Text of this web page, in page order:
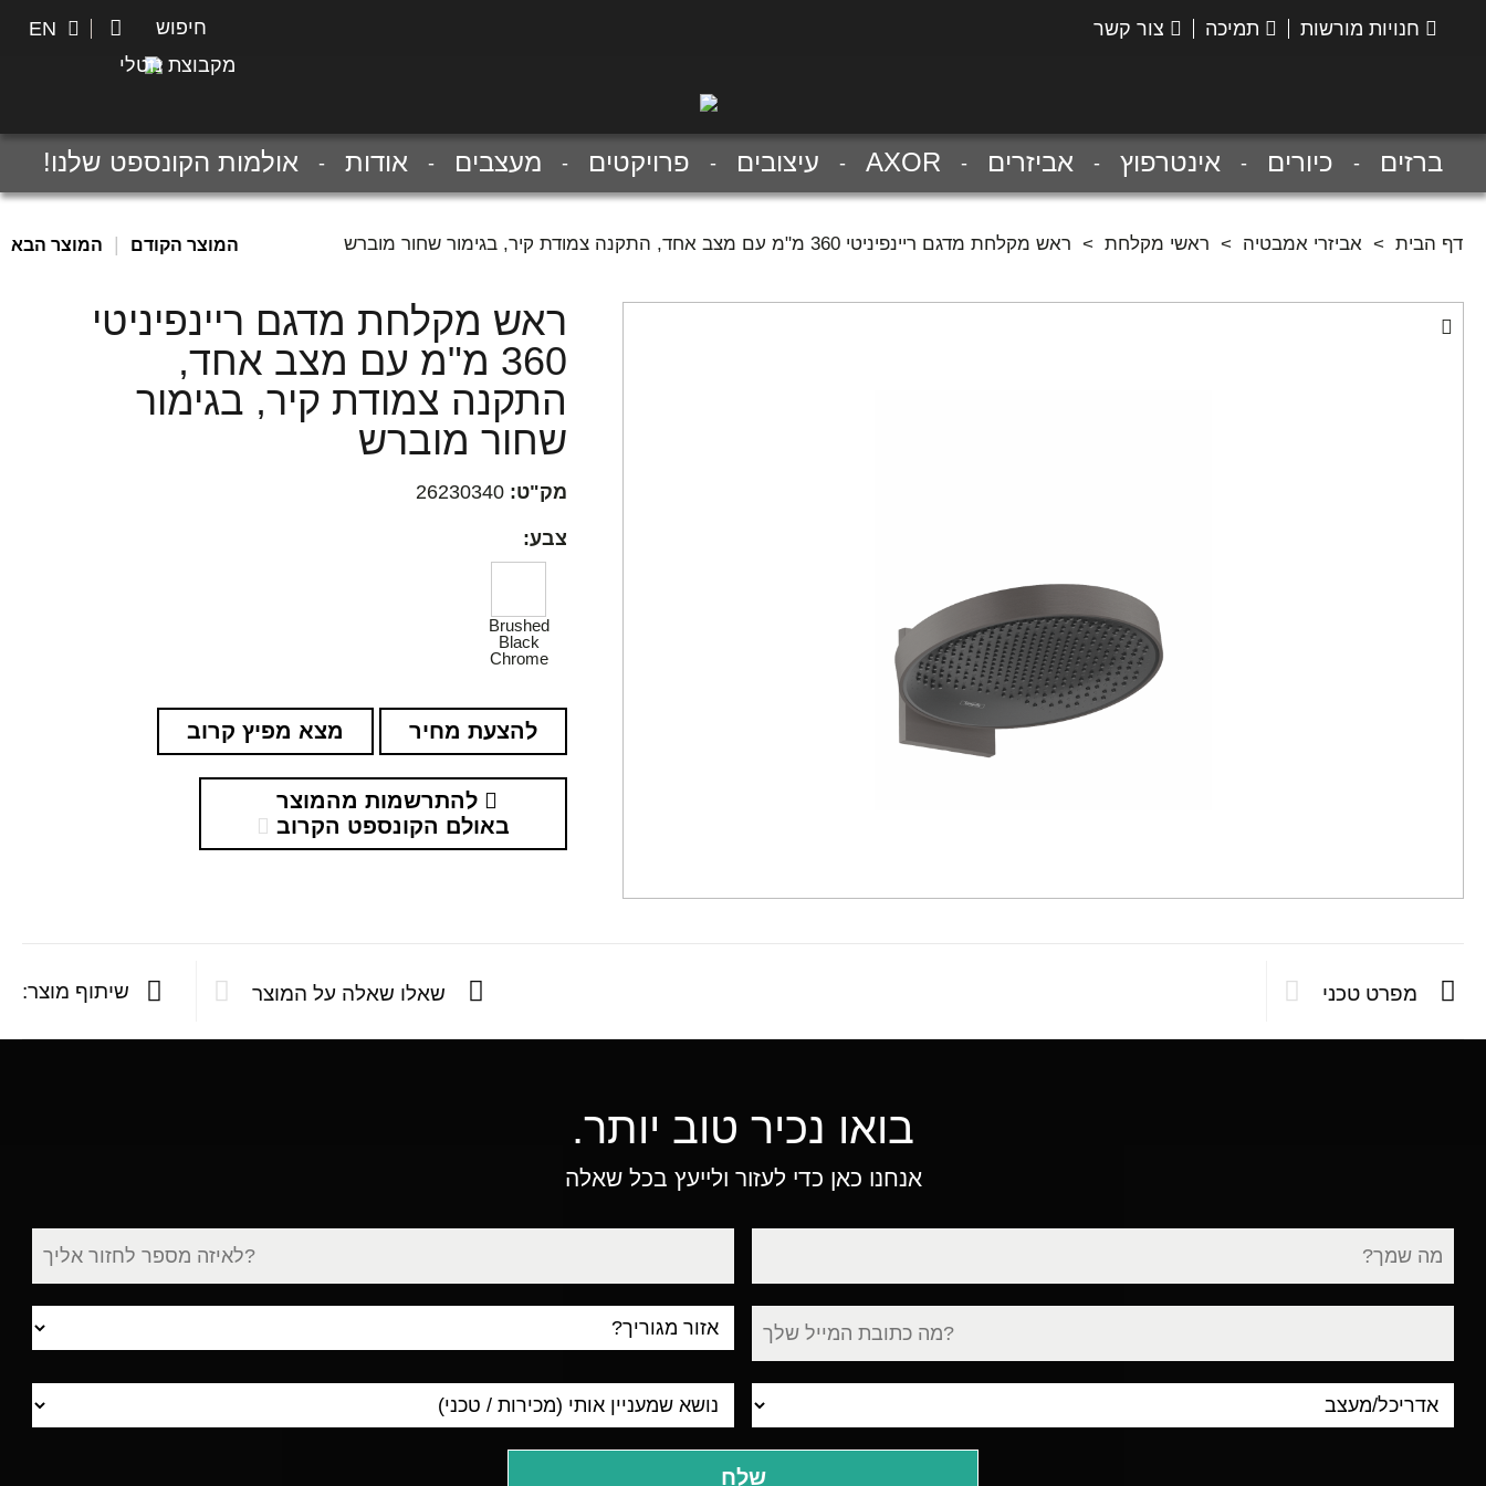
חנויות מורשות תמיכה צור קשר חיפוש EN
מקבוצת נוטלי
ברזים כיורים אינטרפוץ אביזרים AXOR עיצובים פרויקטים מעצבים אודות אולמות הקונספט שלנו!
דף הבית > אביזרי אמבטיה > ראשי מקלחת > ראש מקלחת מדגם ריינפיניטי 360 מ"מ עם מצב אחד, התקנה צמודת קיר, בגימור שחור מוברש המוצר הקודם המוצר הבא
ראש מקלחת מדגם ריינפיניטי
360 מ"מ עם מצב אחד,
התקנה צמודת קיר, בגימור
שחור מוברש
מק"ט: 26230340
צבע:
Brushed
Black
Chrome
להצעת מחיר מצא מפיץ קרוב
להתרשמות מהמוצר
באולם הקונספט הקרוב
מפרט טכני שאלו שאלה על המוצר שיתוף מוצר:
בואו נכיר טוב יותר.
אנחנו כאן כדי לעזור ולייעץ בכל שאלה
עיר
מגורים